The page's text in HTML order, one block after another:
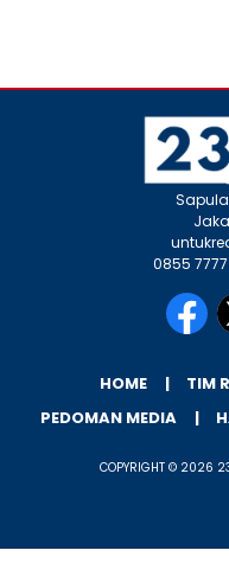
0855
HOME TIM
PEDOMAN MEDIA
COPYRIGHT © 2026